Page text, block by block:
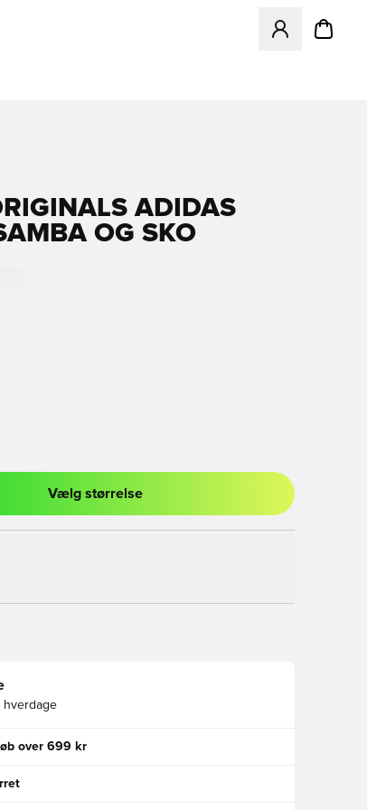
Åbner en
ADIDAS
OG SKO
logge ind eller tilmelde dig som medlem
Vælg størrelse
hverdage
over 699 kr